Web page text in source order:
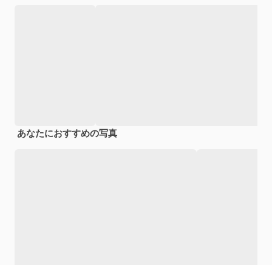
あなたにおすすめの写真